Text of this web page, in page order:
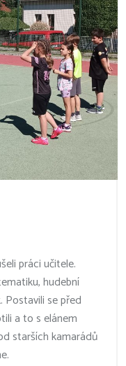
práci učitele.
hudební
Postavili se před
a to s elánem
starších kamarádů